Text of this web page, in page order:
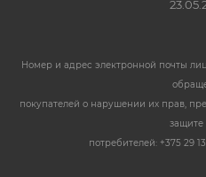
Номер и адрес электронной почты
покупателей о нарушении их прав,
защите
потребителей: +375 29